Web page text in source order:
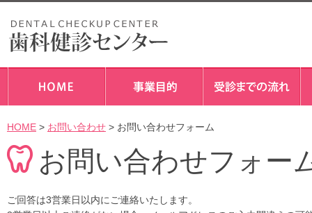
HOME > お問い合わせ > お問い合わせフォーム
お問い合わせフォー
ご回答は3営業日以内にご連絡いたします。